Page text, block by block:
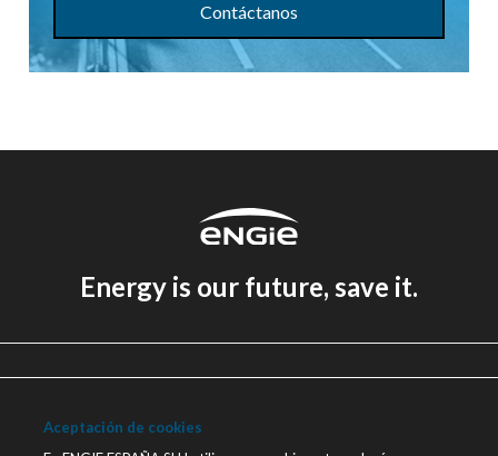
Contáctanos
Energy is our future, save it.
Aviso legal
Política de Privacidad
Aceptación de cookies